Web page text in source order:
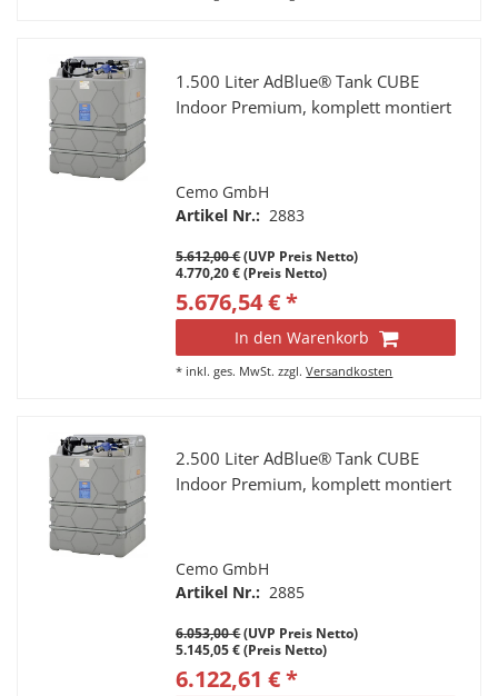
1.500 Liter AdBlue® Tank CUBE
Indoor Premium, komplett montiert
Cemo GmbH
Artikel Nr.: 2883
5.612,00 €(UVP Preis Netto)
4.770,20 € (Preis Netto)
5.676,54 € *
In den Warenkorb
* inkl. ges. MwSt. zzgl.Versandkosten
2.500 Liter AdBlue® Tank CUBE
Indoor Premium, komplett montiert
Cemo GmbH
Artikel Nr.: 2885
6.053,00 €(UVP Preis Netto)
5.145,05 € (Preis Netto)
6.122,61 € *